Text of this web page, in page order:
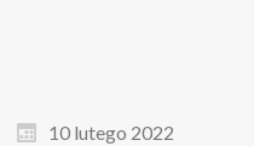
10 lutego 2022